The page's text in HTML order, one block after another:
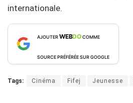
internationale.
AJOUTERWEBDOCOMME
SOURCE PRÉFÉRÉE SUR GOOGLE
Tags: Cinéma Fifej Jeunesse